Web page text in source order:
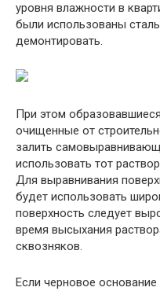
уровня влажности в
были использованы
демонтировать.
При этом
очищенные от
залить
использовать тот
Для выравнивания
будет использовать
поверхность следует
время высыхания
сквозняков.
Если черновое